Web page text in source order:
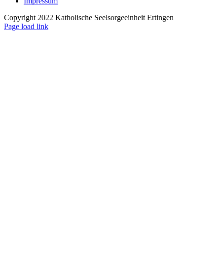
Copyright 2022 Katholische Seelsorgeeinheit Ertingen
Page load link